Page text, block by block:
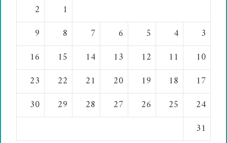
1
2
3
4
5
6
7
8
9
10
11
12
13
14
15
16
17
18
19
20
21
22
23
24
25
26
27
28
29
30
31